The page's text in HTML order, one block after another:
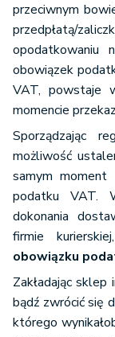
przeciwnym
przedpłatą/
obowiązek
VAT, powstaje
momencie
Sporządzając
możliwość
samym
podatku VAT.
dokonania
firmie
obowiązku
Zakładając
bądź zwrócić się
którego